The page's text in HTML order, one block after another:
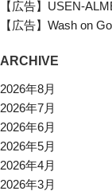
【広告】USEN-
【広告】Wash on Go
ARCHIVE
2026年8月
2026年7月
2026年6月
2026年5月
2026年4月
2026年3月